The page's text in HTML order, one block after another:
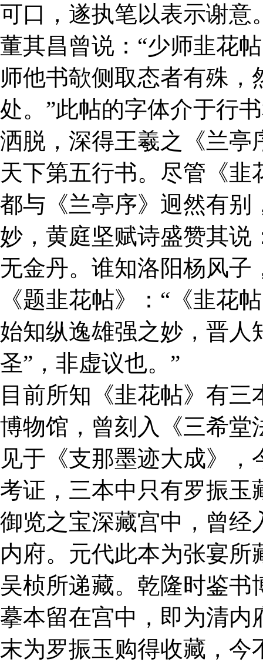
可口，遂执笔以表示谢意
董其昌曾说：“少师韭花
师他书欹侧取态者有殊
处。”此帖的字体介于行
洒脱，深得王羲之《兰亭
天下第五行书。尽管《
都与《兰亭序》迥然有别
妙，黄庭坚赋诗盛赞其说
无金丹。谁知洛阳杨风子
《题韭花帖》：“《韭花
始知纵逸雄强之妙，晋人
圣”，非虚议也。”
目前所知《韭花帖》有
博物馆，曾刻入《三希堂
见于《支那墨迹大成》
考证，三本中只有罗振玉
御览之宝深藏宫中，曾经
内府。元代此本为张宴
吴桢所递藏。乾隆时鉴
摹本留在宫中，即为清内
末为罗振玉购得收藏，今